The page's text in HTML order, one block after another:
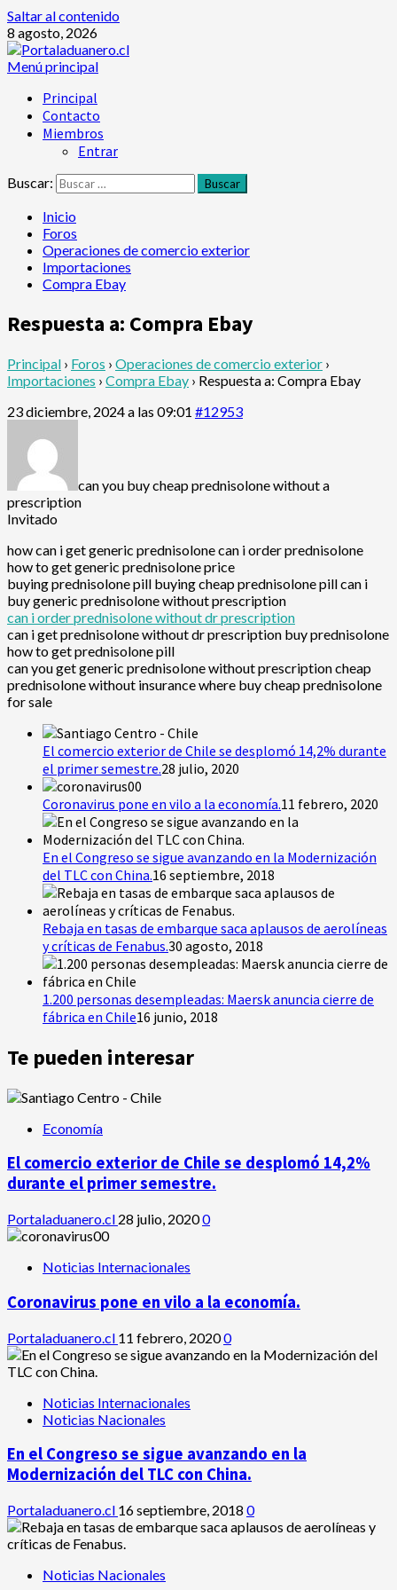
Saltar al contenido
8 agosto, 2026
Menú principal
Principal
Contacto
Miembros
Entrar
Buscar:
Inicio
Foros
Operaciones de comercio exterior
Importaciones
Compra Ebay
Respuesta a: Compra Ebay
Principal › Foros › Operaciones de comercio exterior ›
Importaciones › Compra Ebay › Respuesta a: Compra Ebay
23 diciembre, 2024 a las 09:01 #12953
can you buy cheap prednisolone without a
prescription
Invitado
how can i get generic prednisolone can i order prednisolone
how to get generic prednisolone price
buying prednisolone pill buying cheap prednisolone pill can i
buy generic prednisolone without prescription
can i order prednisolone without dr prescription
can i get prednisolone without dr prescription buy prednisolone
how to get prednisolone pill
can you get generic prednisolone without prescription cheap
prednisolone without insurance where buy cheap prednisolone
for sale
El comercio exterior de Chile se desplomó 14,2% durante
el primer semestre.28 julio, 2020
Coronavirus pone en vilo a la economía.11 febrero, 2020
En el Congreso se sigue avanzando en la Modernización
del TLC con China.16 septiembre, 2018
Rebaja en tasas de embarque saca aplausos de aerolíneas
y críticas de Fenabus.30 agosto, 2018
1.200 personas desempleadas: Maersk anuncia cierre de
fábrica en Chile16 junio, 2018
Te pueden interesar
Economía
El comercio exterior de Chile se desplomó 14,2%
durante el primer semestre.
Portaladuanero.cl 28 julio, 20200
Noticias Internacionales
Coronavirus pone en vilo a la economía.
Portaladuanero.cl 11 febrero, 20200
Noticias Internacionales
Noticias Nacionales
En el Congreso se sigue avanzando en la
Modernización del TLC con China.
Portaladuanero.cl 16 septiembre, 2018 0
Noticias Nacionales